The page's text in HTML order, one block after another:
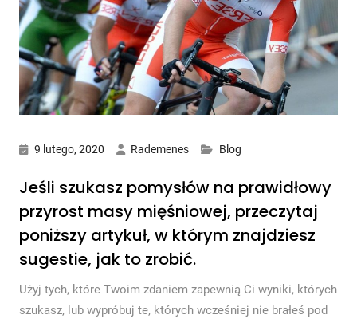
9 lutego, 2020 Rademenes Blog
Jeśli szukasz pomysłów na prawidłowy
przyrost masy mięśniowej, przeczytaj
poniższy artykuł, w którym znajdziesz
sugestie, jak to zrobić.
Użyj tych, które Twoim zdaniem zapewnią Ci wyniki, których
szukasz, lub wypróbuj te, których wcześniej nie brałeś pod